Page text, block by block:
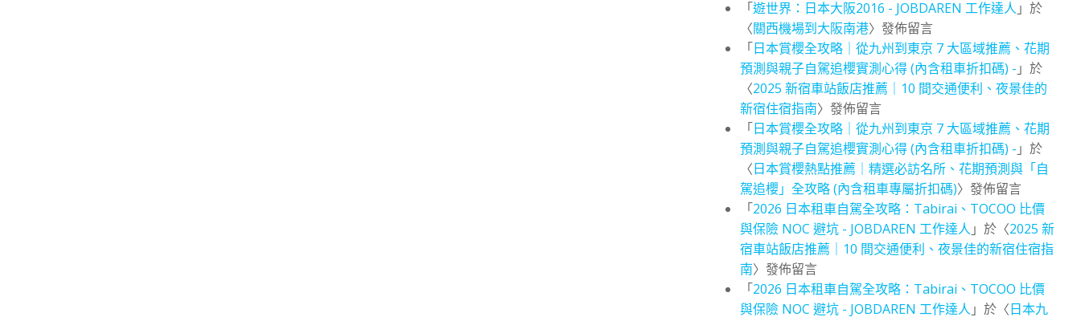
「遊世界：日本大阪2016 - JOBDAREN 工作達人 」於
〈關西機場到大阪南港〉發佈留言
「日本賞櫻全攻略｜從九州到東京 7 大區域推薦、花期
預測與親子自駕追櫻實測心得 (內含租車折扣碼) - 」於
〈2025 新宿車站飯店推薦｜10 間交通便利、夜景佳的
新宿住宿指南〉發佈留言
「日本賞櫻全攻略｜從九州到東京 7 大區域推薦、花期
預測與親子自駕追櫻實測心得 (內含租車折扣碼) - 」於
〈日本賞櫻熱點推薦｜精選必訪名所、花期預測與「自
駕追櫻」全攻略 (內含租車專屬折扣碼)〉發佈留言
「2026 日本租車自駕全攻略：Tabirai、TOCOO 比價
與保險 NOC 避坑 - JOBDAREN 工作達人 」於〈2025 新
宿車站飯店推薦｜10 間交通便利、夜景佳的新宿住宿指
南〉發佈留言
「2026 日本租車自駕全攻略：Tabirai、TOCOO 比價
與保險 NOC 避坑 - JOBDAREN 工作達人 」於〈日本九